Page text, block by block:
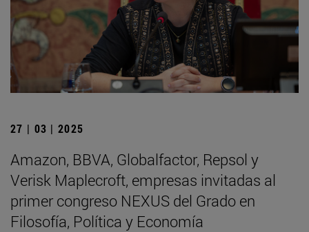
27 | 03 | 2025
Amazon, BBVA, Globalfactor, Repsol y
Verisk Maplecroft, empresas invitadas al
primer congreso NEXUS del Grado en
Filosofía, Política y Economía